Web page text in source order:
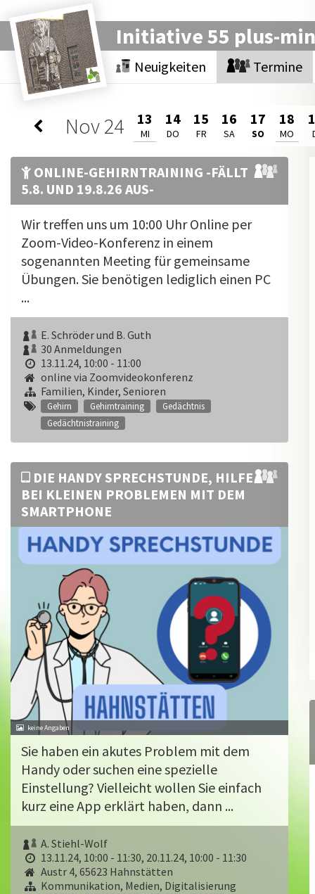
Initiative 55 plus-
Neuigkeiten Termine
Nov24 13
MI
14
DO
15
FR
16
SA
17
SO
18
MO
ONLINE-GEHIRNTRAINING -FÄLLT
5.8. UND 19.8.26 AUS-
Wir treffen uns um 10:00 Uhr Online per
Zoom-Video-Konferenz in einem
sogenannten Meeting für gemeinsame
Übungen. Sie benötigen lediglich einen PC
...
E. Schröder und B. Guth
30 Anmeldungen
13.11.24, 10:00 - 11:00
online via Zoomvideokonferenz
Familien, Kinder, Senioren
Gehirn Gehirntraining
Gedächtnis
Gedächtnistraining
DIE HANDY SPRECHSTUNDE, HILFE
BEI KLEINEN PROBLEMEN MIT DEM
SMARTPHONE
Sie haben ein akutes Problem mit dem
Handy oder suchen eine spezielle
Einstellung? Vielleicht wollen Sie einfach
kurz eine App erklärt haben, dann ...
A. Stiehl-Wolf
13.11.24, 10:00 - 11:30, 20.11.24, 10:00 - 11:30
Austr 4, 65623 Hahnstätten
Kommunikation, Medien, Digitalisierung